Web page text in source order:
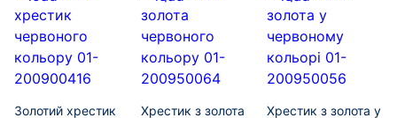
Золотий хрестик
Хрестик з золота
Хрестик з золота у